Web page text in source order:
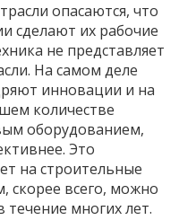
опасаются, что
сделают их рабочие
не представляет
На самом деле
инновации и на
количестве
оборудованием,
Это
на строительные
всего, можно
течение многих лет.